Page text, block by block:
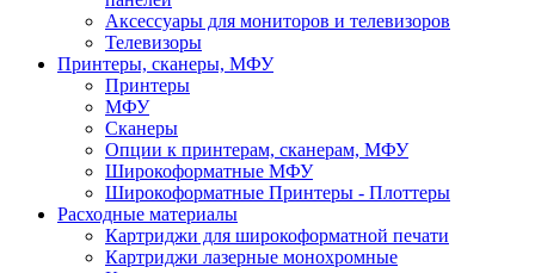
Аксессуары для мониторов и телевизоров
Телевизоры
Принтеры, сканеры, МФУ
Принтеры
МФУ
Сканеры
Опции к принтерам, сканерам, МФУ
Широкоформатные МФУ
Широкоформатные Принтеры - Плоттеры
Расходные материалы
Картриджи для широкоформатной печати
Картриджи лазерные монохромные